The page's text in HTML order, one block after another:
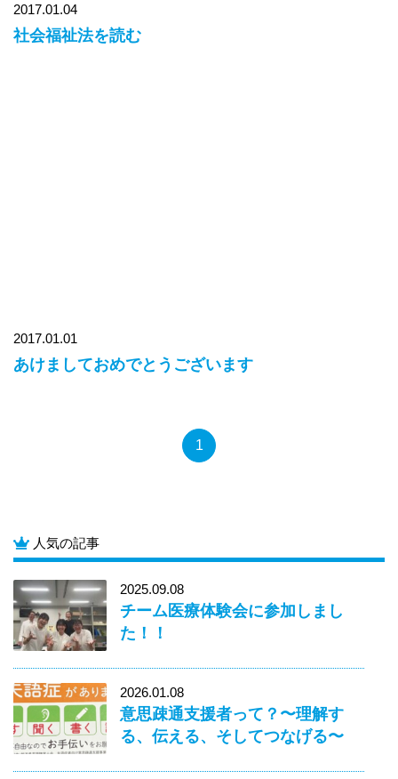
2017.01.04
社会福祉法を読む
2017.01.01
あけましておめでとうございます
1
人気の記事
2025.09.08
チーム医療体験会に参加しまし
た！！
2026.01.08
意思疎通支援者って？〜理解す
る、伝える、そしてつなげる〜